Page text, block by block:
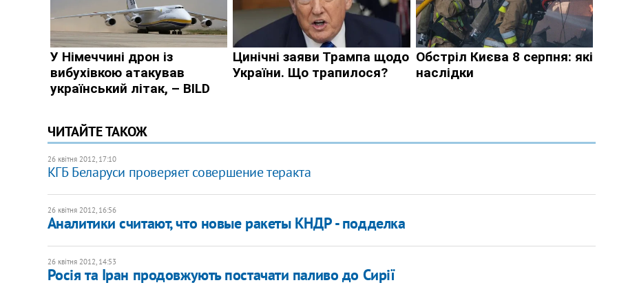
ЧИТАЙТЕ ТАКОЖ
26 квітня 2012, 17:10
КГБ Беларуси проверяет совершение теракта
26 квітня 2012, 16:56
Аналитики считают, что новые ракеты КНДР - подделка
26 квітня 2012, 14:53
Росія та Іран продовжують постачати паливо до Сирії